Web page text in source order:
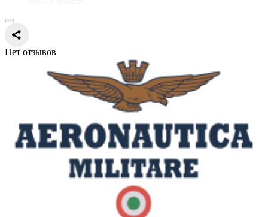
Нет отзывов